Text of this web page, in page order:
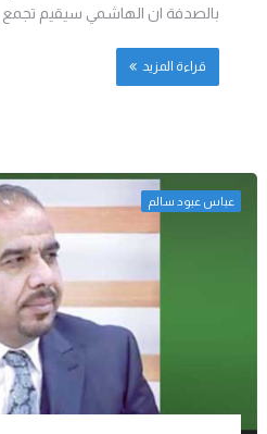
بالصدفة ان الهاشمي سيقيم
قراءة المزيد
عباس عبود سالم